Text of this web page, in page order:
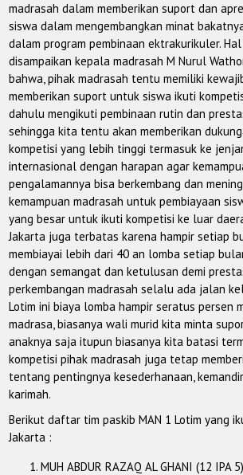
madrasah dalam memberikan suport dan
siswa dalam mengembangkan minat
dalam program pembinaan ektrakurikuler.
disampaikan kepala madrasah M Nurul
bahwa, pihak madrasah tentu memiliki
memberikan suport untuk siswa ikuti
dahulu mengikuti pembinaan rutin dan
sehingga kita tentu akan memberikan
kompetisi yang lebih tinggi termasuk ke
internasional dengan harapan agar
pengalamannya bisa berkembang dan
kemampuan madrasah untuk pembiayaan
yang besar untuk ikuti kompetisi ke luar
Jakarta juga terbatas karena hampir setiap
membiayai lebih dari 40 an lomba setiap
dengan semangat dan ketulusan demi
perkembangan madrasah selalu ada jalan
Lotim ini biaya lomba hampir seratus persen
madrasa, biasanya wali murid kita minta
anaknya saja itupun biasanya kita batasi
kompetisi pihak madrasah juga tetap
tentang pentingnya kesederhanaan,
karimah.
Berikut daftar tim paskib MAN 1 Lotim yang
Jakarta :
MUH ABDUR RAZAQ AL GHANI (12 IPA 5)